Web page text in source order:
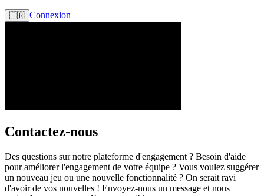
🇫🇷 Connexion
Contactez-nous
Des questions sur notre plateforme d'engagement ? Besoin d'aide
pour améliorer l'engagement de votre équipe ? Vous voulez suggérer
un nouveau jeu ou une nouvelle fonctionnalité ? On serait ravi
d'avoir de vos nouvelles ! Envoyez-nous un message et nous